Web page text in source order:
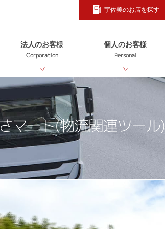
宇佐美のお店を探す
法人のお客様
Corporation
個人のお客様
Personal
マート(物流関連ツール)